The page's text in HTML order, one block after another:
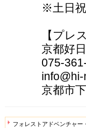
※土日
【プレ
京都好
075-
京都市
フォレストアドベンチャ